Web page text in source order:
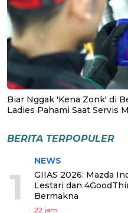
Biar Nggak 'Kena Zonk' di
Ladies Pahami Saat Servis
BERITA TERPOPULER
1
NEWS
GIIAS 2026: Mazda
Lestari dan
Bermakna
22 jam